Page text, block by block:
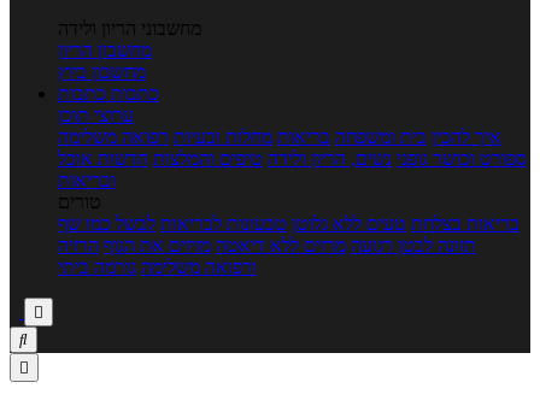
מחשבוני הריון ולידה
מחשבון הריון
מחשבון ביוץ
כתבות כתבות
ערוצי תוכן
איך להכין בית ומשפחה בריאות מחלות ובעיות רפואה משלימה
ספורט וכושר גופני נשים, הריון ולידה טיפים והמלצות חדשות אוכל
ובריאות
טורים
בריאות בצלחת טעים ללא גלוטן טבעונות לבריאות לבשל כמו שף
תזונה לבטן רגועה מרזים ללא דיאטה מזיזים את הגוף הרזיה
ורפואה משלימה גורמה ביתי


